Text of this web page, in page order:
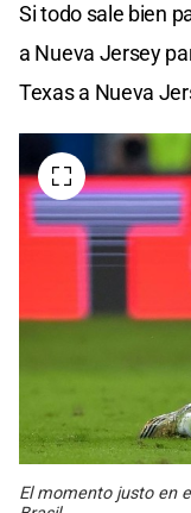
Si todo sale bien
a Nueva Jersey
Texas a Nueva
El momento justo en